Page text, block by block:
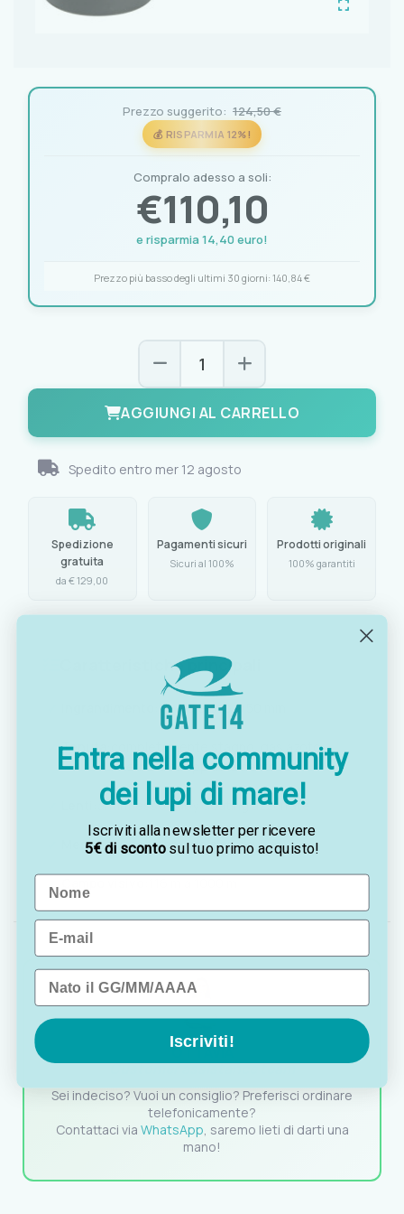
Prezzo suggerito: 124,50 €
💰 RISPARMIA 12%!
Compralo adesso a soli:
€110,10
e risparmia 14,40 euro!
Prezzo più basso degli ultimi 30 giorni: 140,84 €
AGGIUNGI AL CARRELLO
Spedito entro mer 12 agosto
Spedizione
gratuita
da € 129,00
Pagamenti sicuri
Sicuri al 100%
Prodotti originali
100% garantiti
Caratteristiche principali
7x, obiettivo Ø 50 mm
Tenuta:
completamente stagno, gas azoto
interno anti-appannamento
antiriflesso Ruby Coating azzurrate
Messa a fuoco:centrale e su oculare
OTTAVIA
Customer assistance team
Sei indeciso? Vuoi un consiglio? Preferisci ordinare
telefonicamente?
Contattaci via WhatsApp, saremo lieti di darti una
mano!
Entra nella community
dei lupi di mare!
Iscriviti alla newsletter per ricevere
5€ di scontosul tuo primo acquisto!
Name
Email
Data di nascita
Iscriviti!